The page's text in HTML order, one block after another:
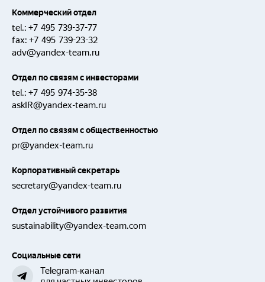
Коммерческий отдел
tel.: +7 495 739-37-77
fax: +7 495 739-23-32
adv@yandex-team.ru
Отдел по связям с инвесторами
tel.: +7 495 974-35-38
askIR@yandex-team.ru
Отдел по связям с общественностью
pr@yandex-team.ru
Корпоративный секретарь
secretary@yandex-team.ru
Отдел устойчивого развития
sustainability@yandex-team.com
Социальные сети
Telegram-канал